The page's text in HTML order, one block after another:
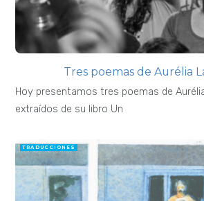
Tres poemas de Aurélia
Hoy presentamos tres poemas de
extraídos de su libro Un
TRADUCCIONES